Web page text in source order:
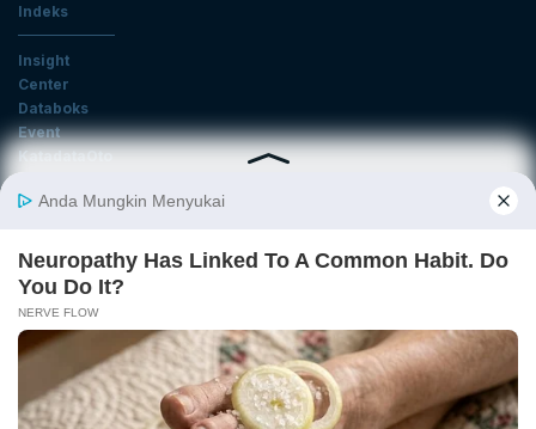
Indeks
Insight
Center
Databoks
Event
KatadataOto
Email
Daftar